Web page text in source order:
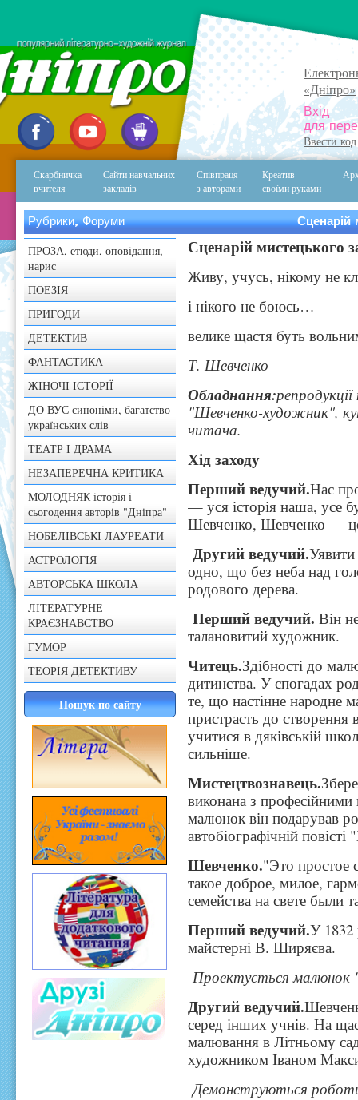
«Дніпро»
Вхід
для
Ввести
Скарбничка
вчителя
Сайти навчальних
закладів
Співпраця
з авторами
Креатив
своїми руками
Рубрики, Форуми
ПРОЗА, етюди, оповідання,
нарис
ПОЕЗІЯ
ПРИГОДИ
ДЕТЕКТИВ
ФАНТАСТИКА
ЖІНОЧІ ІСТОРІЇ
ДО ВУС синоніми, багатство
українських слів
ТЕАТР І ДРАМА
НЕЗАПЕРЕЧНА КРИТИКА
МОЛОДНЯК історія і
сьогодення авторів "Дніпра"
НОБЕЛІВСЬКІ ЛАУРЕАТИ
АСТРОЛОГІЯ
АВТОРСЬКА ШКОЛА
ЛІТЕРАТУРНЕ
КРАЄЗНАВСТВО
ГУМОР
ТЕОРІЯ ДЕТЕКТИВУ
Сценарій
Сценарій мистецького
Живу, учусь, нікому не
і нікого не боюсь…
велике щастя буть
Т. Шевченко
Обладнання:
"Шевченко-художник",
читача.
Хід заходу
Перший ведучий.Нас
— уся історія наша, усе
Шевченко, Шевченко —
Другий ведучий.
одно, що без неба над
родового дерева.
Перший ведучий. Він
талановитий художник.
Читець.Здібності до
дитинства. У спогадах
те, що настінне народне
пристрасть до
учитися в дяківській
сильніше.
Мистецтвознавець.
виконана з
малюнок він подарував
автобіографічній
Шевченко."Это простое
такое доброе, милое,
семейства на свете были
Перший ведучий.У 1832
майстерні В. Ширяєва.
Проектується
Другий ведучий.
серед інших учнів. На
малювання в Літньому
художником Іваном
Демонструються